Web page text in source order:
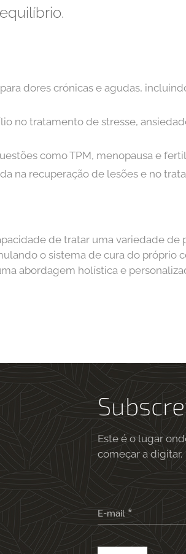
dores crónicas e agudas,
no tratamento de stresse,
como TPM, menopausa e
na recuperação de lesões e no
de tratar uma variedade de
o sistema de cura do próprio
abordagem holística e
Este é o lugar
começar a digitar.
E-mail